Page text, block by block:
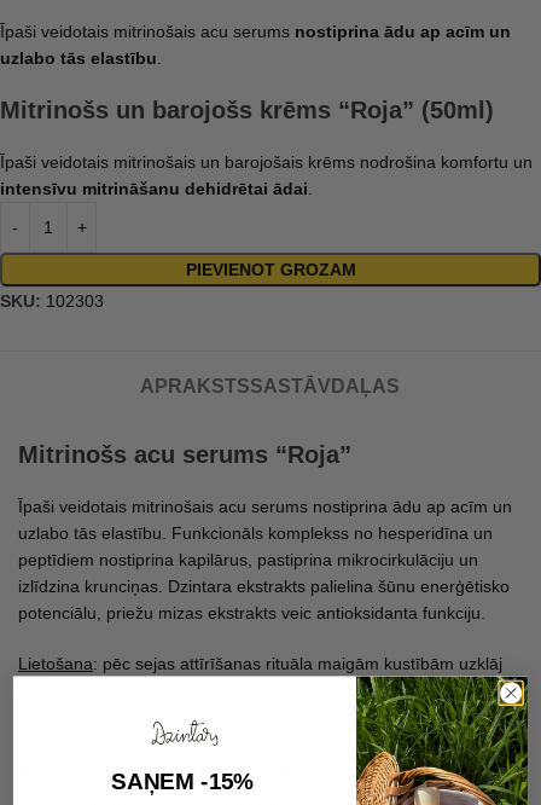
Īpaši veidotais mitrinošais acu serums nostiprina ādu ap acīm un
uzlabo tās elastību
Mitrinošs un barojošs krēms “Roja” (50ml)
Īpaši veidotais mitrinošais un barojošais krēms nodrošina komfortu un
intensīvu mitrināšanu dehidrētai ādai
PIEVIENOT GROZAM
SKU: 102303
APRAKSTSSASTĀVDAĻAS
Mitrinošs acu serums “Roja”
Īpaši veidotais mitrinošais acu serums nostiprina ādu ap acīm un
uzlabo tās elastību. Funkcionāls komplekss no hesperidīna un
peptīdiem nostiprina kapilārus, pastiprina mikrocirkulāciju un
izlīdzina krunciņas. Dzintara ekstrakts palielina šūnu enerģētisko
potenciālu, priežu mizas ekstrakts veic antioksidanta funkciju.
Lietošana: pēc sejas attīrīšanas rituāla maigām kustībām uzklāj
uz ādas ap acīm. Pēc seruma uzklāšanas ir ieteicams lietot acu
krēmu. Lieto no rīta un vakarā.
Mitrinošs un barojošs krēms “Roja”
SAŅEM -15%